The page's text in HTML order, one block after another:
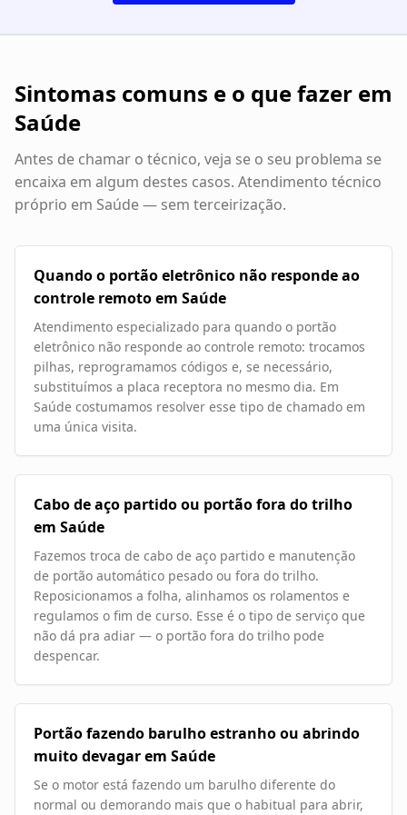
Sintomas comuns e o que fazer em
Saúde
Antes de chamar o técnico, veja se o seu problema se
encaixa em algum destes casos. Atendimento técnico
próprio em Saúde— sem terceirização.
Quando o portão eletrônico não responde ao
controle remoto em Saúde
Atendimento especializado para quando o portão
eletrônico não responde ao controle remoto: trocamos
pilhas, reprogramamos códigos e, se necessário,
substituímos a placa receptora no mesmo dia. Em
Saúde costumamos resolver esse tipo de chamado em
uma única visita.
Cabo de aço partido ou portão fora do trilho
em Saúde
Fazemos troca de cabo de aço partido e manutenção
de portão automático pesado ou fora do trilho.
Reposicionamos a folha, alinhamos os rolamentos e
regulamos o fim de curso. Esse é o tipo de serviço que
não dá pra adiar — o portão fora do trilho pode
despencar.
Portão fazendo barulho estranho ou abrindo
muito devagar em Saúde
Se o motor está fazendo um barulho diferente do
normal ou demorando mais que o habitual para abrir,